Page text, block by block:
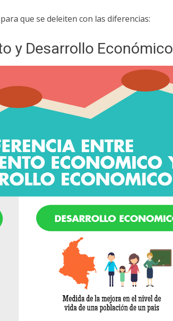
para que se deleiten con las diferencias:
y Desarrollo Económico